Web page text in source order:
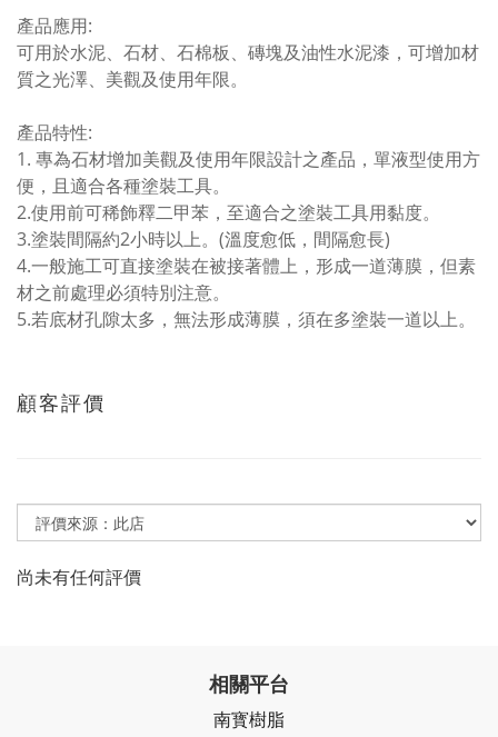
產品應用:
可用於水泥、石材、石棉板、磚塊及油性水泥漆，可增加材
質之光澤、美觀及使用年限。
產品特性:
1. 專為石材增加美觀及使用年限設計之產品，單液型使用方
便，且適合各種塗裝工具。
2.使用前可稀飾釋二甲苯，至適合之塗裝工具用黏度。
3.塗裝間隔約2小時以上。(溫度愈低，間隔愈長)
4.一般施工可直接塗裝在被接著體上，形成一道薄膜，但素
材之前處理必須特別注意。
5.若底材孔隙太多，無法形成薄膜，須在多塗裝一道以上。
顧客評價
尚未有任何評價
相關平台
南寳樹脂